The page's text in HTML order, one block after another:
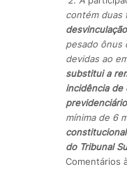
contém duas
pesado ônus
devidas ao
substitui a
incidência de
mínima de 6
do Tribunal
Comentários